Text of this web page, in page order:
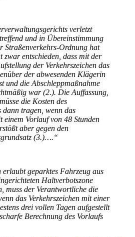
verletzt
und in Übereinstimmung
Straßenverkehrs-Ordnung hat
zwar entschieden, dass mit der
der Verkehrszeichen das
der abwesenden Klägerin
und die Abschleppmaßnahme
war (2.). Die Auffassung,
die Kosten des
dann tragen, wenn das
einem Vorlauf von 48 Stunden
aber gegen den
(3.)….“
erlaubt geparktes Fahrzeug aus
Haltverbotszone
muss der Verantwortliche die
das Verkehrszeichen mit einer
drei vollen Tagen aufgestellt
Berechnung des Vorlaufs